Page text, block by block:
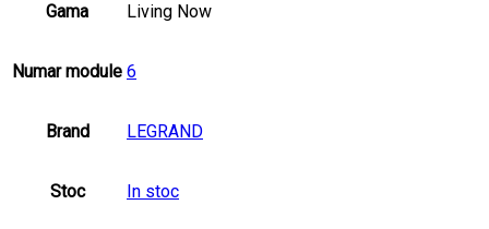
Gama Living Now
Numar module 6
Brand LEGRAND
Stoc In stoc